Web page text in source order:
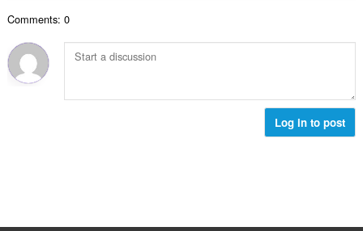
Comments: 0
Log in to post